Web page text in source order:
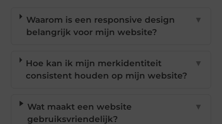
Waarom is een responsive design
belangrijk voor mijn website?
▼
Hoe kan ik mijn merkidentiteit
consistent houden op mijn website?
▼
Wat maakt een website
gebruiksvriendelijk?
▼